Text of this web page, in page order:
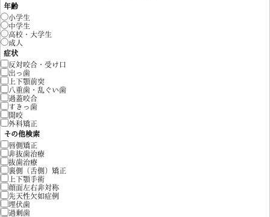
年齢
小学生
中学生
高校・大学生
成人
症状
反対咬合・受け口
出っ歯
上下顎前突
八重歯・乱ぐい歯
過蓋咬合
すきっ歯
開咬
外科矯正
その他検索
唇側矯正
非抜歯治療
抜歯治療
裏側（舌側）矯正
上下顎手術
顔面左右非対称
先天性欠如症例
埋伏歯
過剰歯